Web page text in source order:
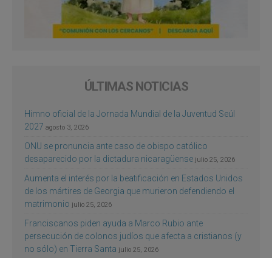
ÚLTIMAS NOTICIAS
Himno oficial de la Jornada Mundial de la Juventud Seúl
2027 agosto 3, 2026
ONU se pronuncia ante caso de obispo católico
desaparecido por la dictadura nicaragüense julio 25, 2026
Aumenta el interés por la beatificación en Estados Unidos
de los mártires de Georgia que murieron defendiendo el
matrimonio julio 25, 2026
Franciscanos piden ayuda a Marco Rubio ante
persecución de colonos judíos que afecta a cristianos (y
no sólo) en Tierra Santa julio 25, 2026